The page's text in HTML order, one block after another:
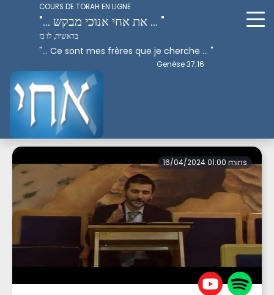
COURS DE TORAH EN LIGNE
"... את אחי אנוכי מבקש ... "
בראשית, לו כז
"... Ce sont mes frères que je cherche ... "
Genèse 37;16
Perek 1
16/04/2024 01:00 mins